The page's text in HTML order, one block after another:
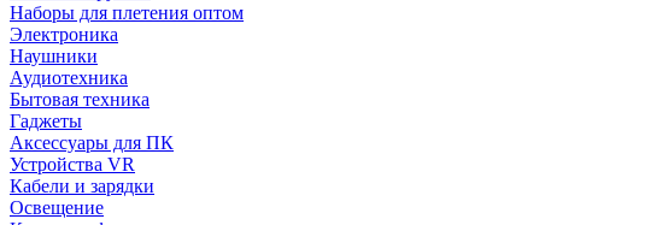
Наборы для плетения оптом
Электроника
Наушники
Аудиотехника
Бытовая техника
Гаджеты
Аксессуары для ПК
Устройства VR
Кабели и зарядки
Освещение